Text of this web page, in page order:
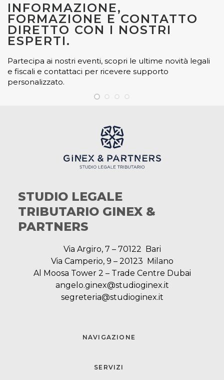
INFORMAZIONE,
FORMAZIONE E CONTATTO
DIRETTO CON I NOSTRI
ESPERTI.
Partecipa ai nostri eventi, scopri le ultime novità legali
e fiscali e contattaci per ricevere supporto
personalizzato.
STUDIO LEGALE
TRIBUTARIO GINEX &
PARTNERS
Via Argiro, 7 – 70122 Bari
Via Camperio, 9 – 20123 Milano
Al Moosa Tower 2 – Trade Centre Dubai
angelo.ginex@studioginex.it
segreteria@studioginex.it
NAVIGAZIONE
SERVIZI